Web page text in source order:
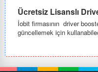
Ücretsiz Lisanslı
İobit firmasının driver
güncellemek için